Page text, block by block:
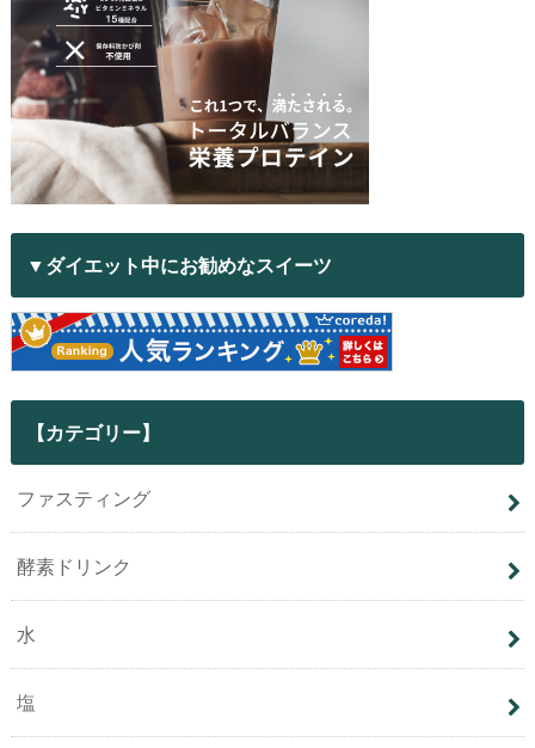
▼ダイエット中にお勧めなスイーツ
【カテゴリー】
ファスティング
酵素ドリンク
水
塩